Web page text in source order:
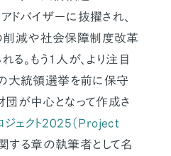
ドバイザーに抜擢され、
減や社会保障制度改革
る。もう1人が、より注目
大統領選挙を前に保守
団が中心となって作成さ
ジェクト2025（Project
関する章の執筆者として名